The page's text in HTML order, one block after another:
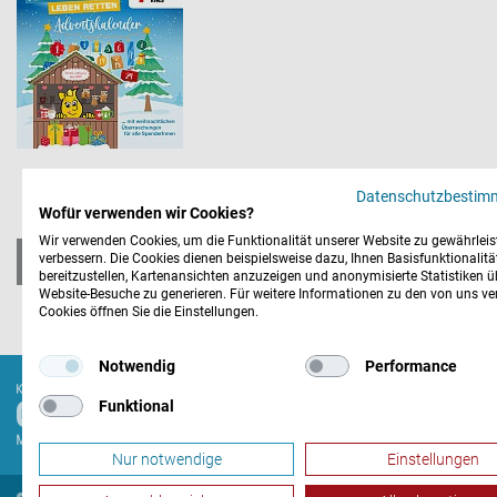
zurück zur Übersicht
©
Wofür verwenden wir Cookies?
Wir verwenden Cookies, um die Funktionalität unserer Website zu
verbessern. Die Cookies dienen beispielsweise dazu, Ihnen
bereitzustellen, Kartenansichten anzuzeigen und anonymisierte Statistiken
Website-Besuche zu generieren. Für weitere Informationen zu den von uns
Cookies öffnen Sie die Einstellungen.
Notwendig Performance
Funktional
Nur notwendige Einstellungen